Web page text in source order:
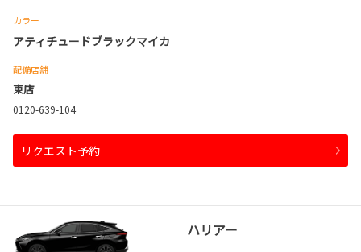
カラー
アティチュードブラックマイカ
配備店舗
東店
0120-639-104
リクエスト予約
ハリアー